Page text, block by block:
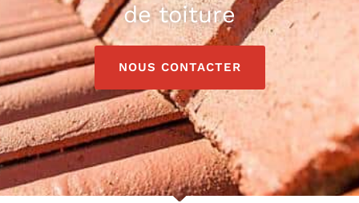
de toiture
NOUS CONTACTER